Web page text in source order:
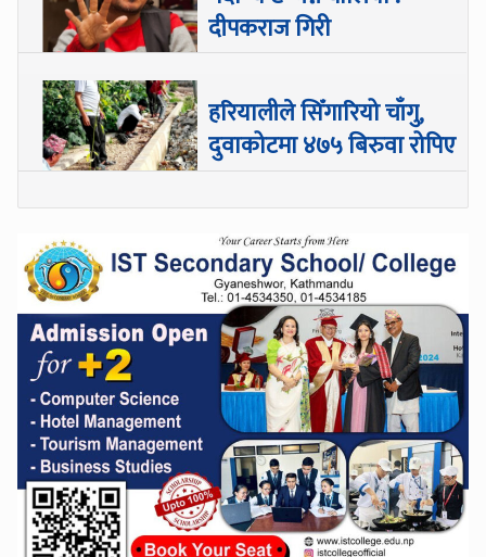
दीपकराज गिरी
हरियालीले सिँगारियो चाँगु,
दुवाकोटमा ४७५ बिरुवा रोपिए